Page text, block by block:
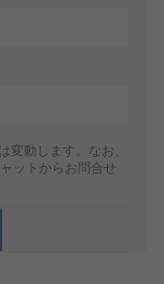
動します。なお、
ットからお問合せ